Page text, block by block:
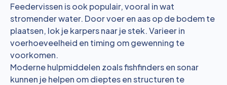
Feedervissen is ook populair, vooral in wat
stromender water. Door voer en aas op de bodem te
plaatsen, lok je karpers naar je stek. Varieer in
voerhoeveelheid en timing om gewenning te
voorkomen.
Moderne hulpmiddelen zoals fishfinders en sonar
kunnen je helpen om dieptes en structuren te